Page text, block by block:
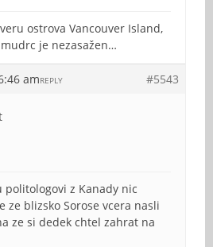
ostrova Vancouver Island,
je nezasažen…
am #5543
REPLY
z Kanady nic
ze blizsko Sorose vcera nasli
ze si dedek chtel zahrat na